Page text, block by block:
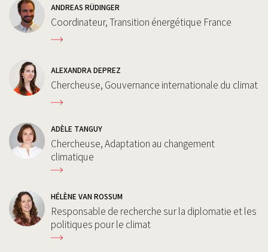
ANDREAS RÜDINGER
Coordinateur, Transition énergétique France
ALEXANDRA DEPREZ
Chercheuse, Gouvernance internationale du climat
ADÈLE TANGUY
Chercheuse, Adaptation au changement
climatique
HÉLÈNE VAN ROSSUM
Responsable de recherche sur la diplomatie et les
politiques pour le climat